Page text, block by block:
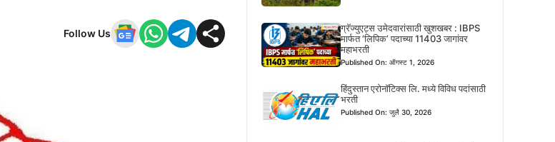
Follow Us
ग्रॅज्युएट्स उमेदवारांसाठी खुशखबर : IBPS
मार्फत ‘लिपिक’ पदाच्या 11403 जागांवर
महाभरती
Published On: ऑगस्ट 1, 2026
हिंदुस्तान एरोनॉटिक्स लि. मध्ये विविध पदांसाठी
भरती
Published On: जुलै 30, 2026